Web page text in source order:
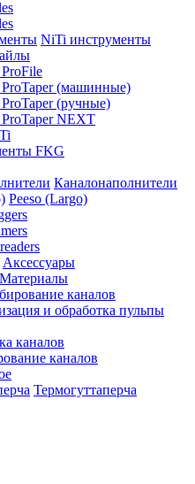
NiTi инструменты
(машинные)
(ручные)
NEXT
FKG
Каналонаполнители
Peeso (Largo)
Аксессуары
Материалы
каналов
и обработка пульпы
каналов
каналов
Термогуттаперча